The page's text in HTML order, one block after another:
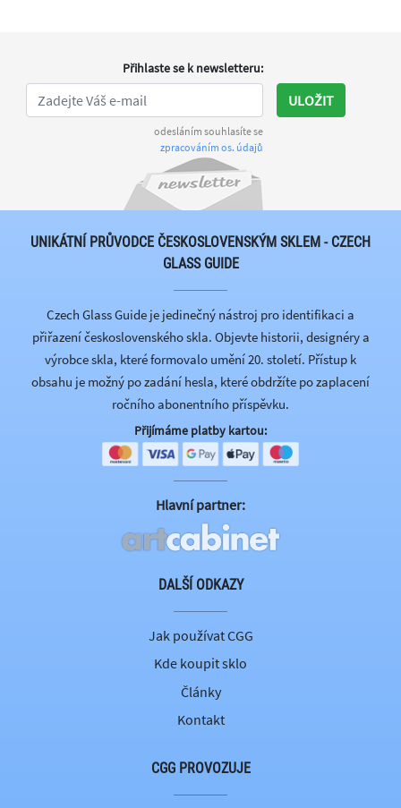
Přihlaste se k newsletteru:
odesláním souhlasíte se
zpracováním os. údajů
ULOŽIT
UNIKÁTNÍ PRŮVODCE ČESKOSLOVENSKÝM SKLEM - CZECH
GLASS GUIDE
Czech Glass Guide je jedinečný nástroj pro identifikaci a
přiřazení československého skla. Objevte historii, designéry a
výrobce skla, které formovalo umění 20. století. Přístup k
obsahu je možný po zadání hesla, které obdržíte po zaplacení
ročního abonentního příspěvku.
Přijímáme platby kartou:
Hlavní partner:
DALŠÍ ODKAZY
Jak používat CGG
Kde koupit sklo
Články
Kontakt
CGG PROVOZUJE